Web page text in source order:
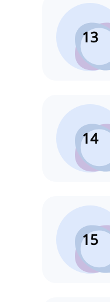
13
14
15